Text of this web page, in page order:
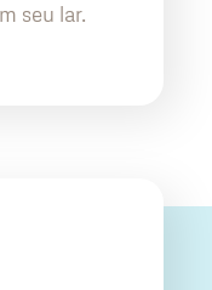
seu lar.